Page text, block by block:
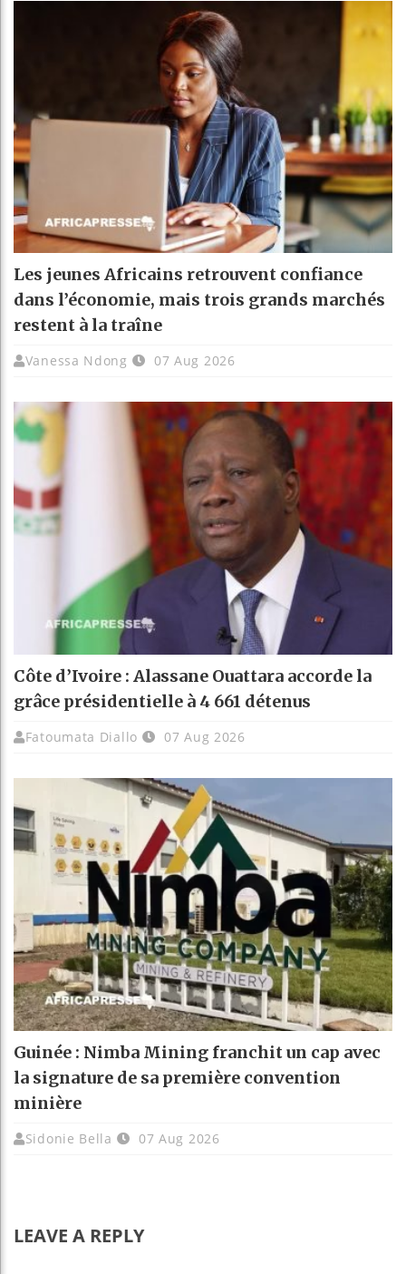
Les jeunes Africains retrouvent confiance
dans l’économie, mais trois grands marchés
restent à la traîne
Vanessa Ndong 07 Aug 2026
Côte d’Ivoire : Alassane Ouattara accorde la
grâce présidentielle à 4 661 détenus
Fatoumata Diallo 07 Aug 2026
Guinée : Nimba Mining franchit un cap avec
la signature de sa première convention
minière
Sidonie Bella 07 Aug 2026
LEAVE A REPLY